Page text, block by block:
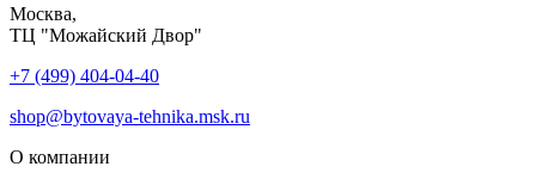
Москва,
ТЦ "Можайский Двор"
+7 (499) 404-04-40
shop@bytovaya-tehnika.msk.ru
О компании